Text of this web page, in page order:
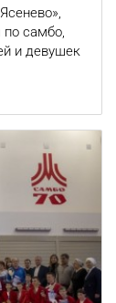
самбо,
и девушек